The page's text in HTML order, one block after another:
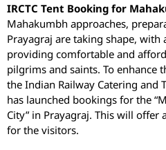
IRCTC Tent Booking for
Mahakumbh approaches,
Prayagraj are taking shape, with
providing comfortable and
pilgrims and saints. To enhance
the Indian Railway Catering and
has launched bookings for the
City” in Prayagraj. This will offer
for the visitors.